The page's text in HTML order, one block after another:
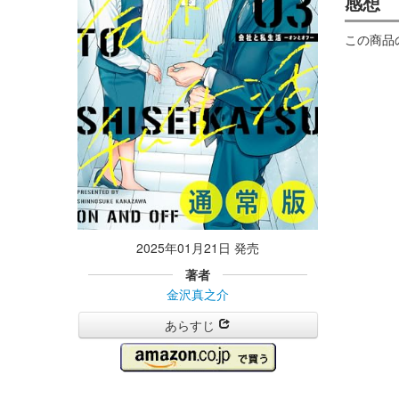
2025年01月21日 発売
著者
金沢真之介
あらすじ
この商品